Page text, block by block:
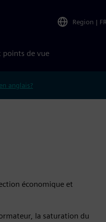
Region | FR
points de vue
anglais?
économique et
la saturation du